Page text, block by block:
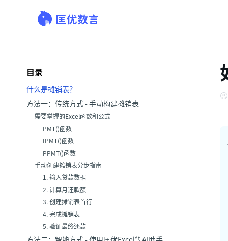
目录
什么是摊销表？
方法一：传统方式 - 手动构建摊销表
需要掌握的Excel函数和公式
PMT()函数
IPMT()函数
PPMT()函数
手动创建摊销表分步指南
1. 输入贷款数据
2. 计算月还款额
3. 创建摊销表首行
4. 完成摊销表
5. 验证最终还款